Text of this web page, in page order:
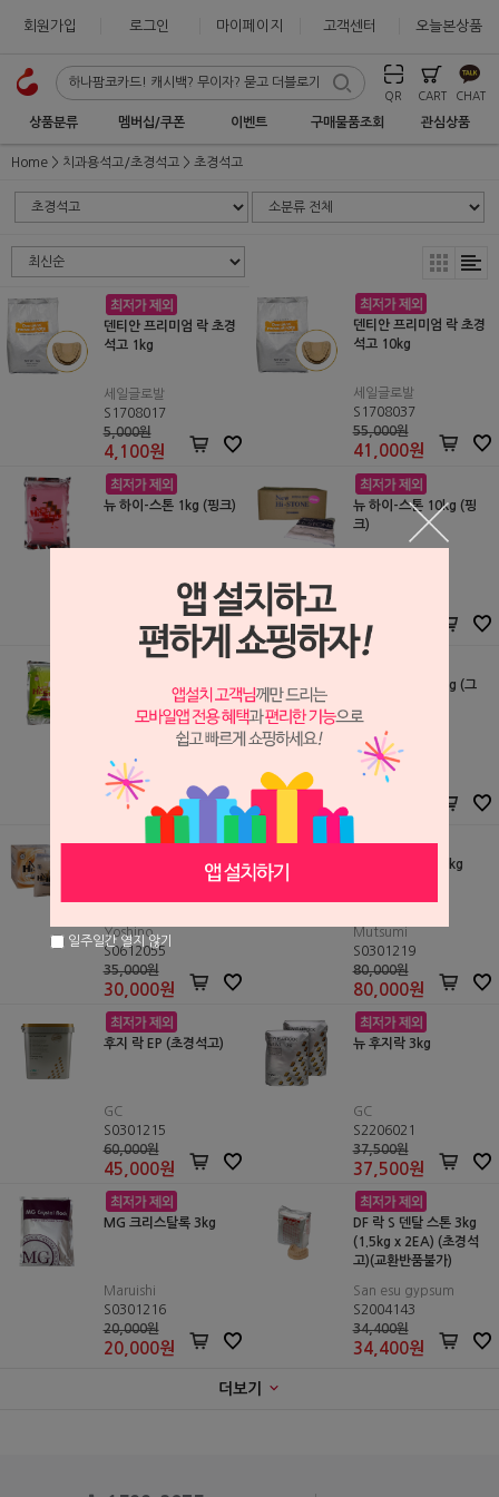
회원가입 로그인 마이페이지 고객센터 오늘본상품
QR CART CHAT
상품분류 멤버십/쿠폰 이벤트 구매물품조회 관심상품
Home 치과용석고/초경석고 초경석고
덴티안 프리미엄 락 초경
석고 1kg
세일글로발
S1708017
5,000원
4,100원
덴티안 프리미엄 락 초경
석고 10kg
세일글로발
S1708037
55,000원
41,000원
뉴 하이-스톤 1kg (핑크)
7,500원
뉴 하이-스톤 10kg (핑
크)
65,000
뉴 하이-스톤 1kg (그린)
S0612054
8,500원
7,500 원
뉴 하이-스톤 10kg (그
Yoshino
S0612058
뉴 하이-락 3kg,18kg (초
Yoshino
S0612055
35,000원
30,000원
네오 초경석고 10kg
Mutsumi
S0301219
80,000원
80,000원
후지 락 EP (초경석고)
GC
S0301215
60,000원
45,000원
뉴 후지락 3kg
GC
S2206021
37,500원
37,500원
MG 크리스탈록 3kg
Maruishi
S0301216
20,000원
20,000원
DF 락 S 덴탈 스톤 3kg
(1.5kg x 2EA) (초경석
고)(교환반품불가)
San esu gypsum
S2004143
34,400원
34,400원
더보기
일주일간 열지 않기